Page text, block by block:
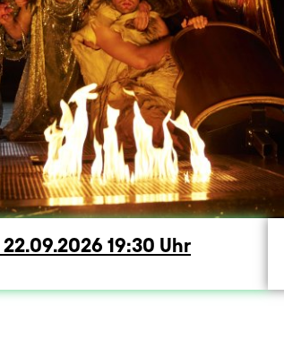
Dienstag
22.09.2026 19:30 Uhr